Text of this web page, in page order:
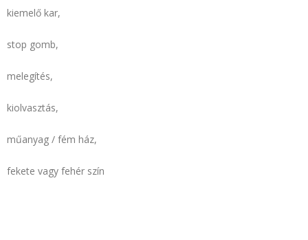
kiemelő kar,
stop gomb,
melegítés,
kiolvasztás,
műanyag / fém ház,
fekete vagy fehér szín